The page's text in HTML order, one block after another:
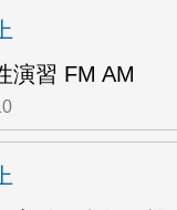
演習 FM AM